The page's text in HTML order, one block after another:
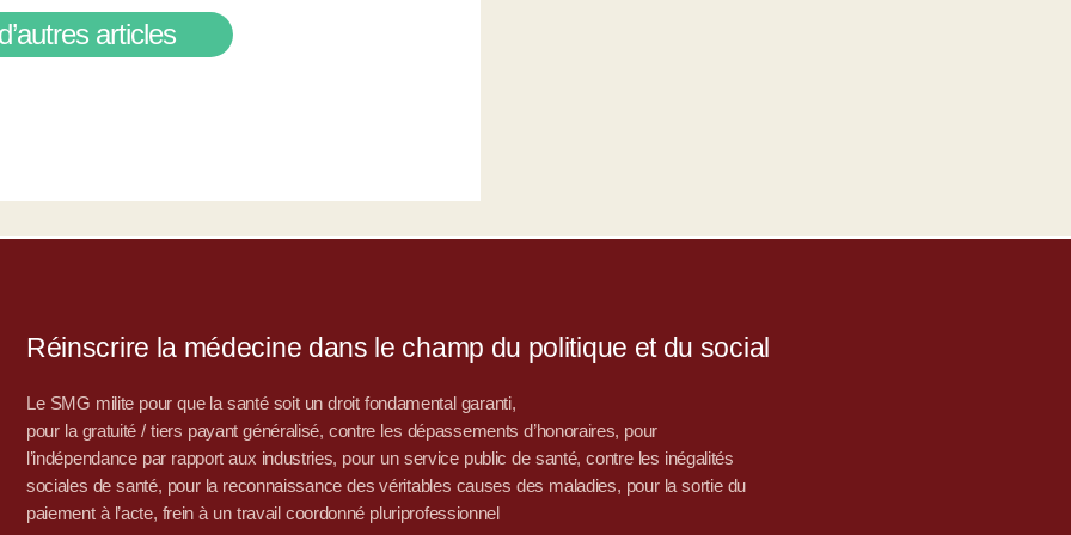
articles
Réinscrire la médecine dans le champ du politique et du social
Le SMG milite pour que la santé soit un droit fondamental garanti,
pour la gratuité / tiers payant généralisé, contre les dépassements d’honoraires, pour
l’indépendance par rapport aux industries, pour un service public de santé, contre les inégalités
sociales de santé, pour la reconnaissance des véritables causes des maladies, pour la sortie du
paiement à l’acte, frein à un travail coordonné pluriprofessionnel